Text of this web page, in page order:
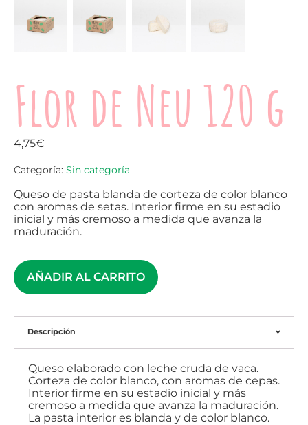
Flor de Neu 120 g
4,75€
Categoría: Sin categoría
Queso de pasta blanda de corteza de color blanco
con aromas de setas. Interior firme en su estadio
inicial y más cremoso a medida que avanza la
maduración.
AÑADIR AL CARRITO
Descripción
Queso elaborado con leche cruda de vaca.
Corteza de color blanco, con aromas de cepas.
Interior firme en su estadio inicial y más
cremoso a medida que avanza la maduración.
La pasta interior es blanda y de color blanco.